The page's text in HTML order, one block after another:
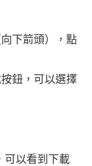
下箭頭），點
鈕，可以選擇
可以看到下載